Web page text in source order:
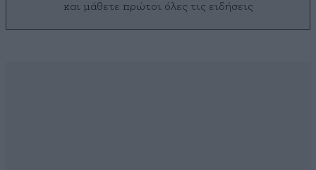
και μάθετε πρώτοι όλες τις ειδήσεις